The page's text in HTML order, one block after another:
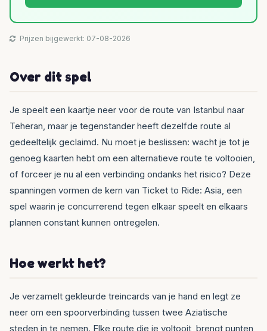
Prijzen bijgewerkt: 07-08-2026
Over dit spel
Je speelt een kaartje neer voor de route van Istanbul naar
Teheran, maar je tegenstander heeft dezelfde route al
gedeeltelijk geclaimd. Nu moet je beslissen: wacht je tot je
genoeg kaarten hebt om een alternatieve route te voltooien,
of forceer je nu al een verbinding ondanks het risico? Deze
spanningen vormen de kern van Ticket to Ride: Asia, een
spel waarin je concurrerend tegen elkaar speelt en elkaars
plannen constant kunnen ontregelen.
Hoe werkt het?
Je verzamelt gekleurde treincards van je hand en legt ze
neer om een spoorverbinding tussen twee Aziatische
steden in te nemen. Elke route die je voltooit, brengt punten